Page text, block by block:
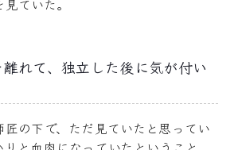
ていた。
れて、独立した後に気が付い
の下で、ただ見ていたと思ってい